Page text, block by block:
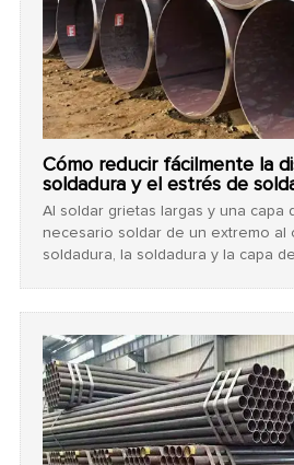
Cómo reducir fácilmente la
soldadura y el estrés de
Al soldar grietas largas y una capa
necesario soldar de un extremo al
soldadura, la soldadura y la capa
soldadura es de 800 ℃.Si la
de golpe también se reducirá.Si la
demasiado baja, no se permite
300 ℃ para evitar grietas, el
forjado es básicamente el mismo
diferencia es que la soldadura